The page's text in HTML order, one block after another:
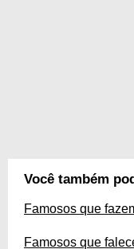
Você também
Famosos que
Famosos que